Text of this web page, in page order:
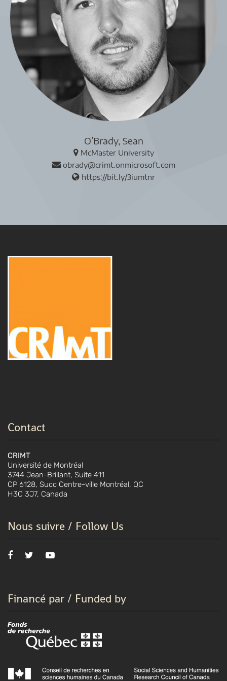
O’Brady, Sean
McMaster University
obrady@crimt.onmicrosoft.com
https://bit.ly/3iumtnr
Contact
CRIMT
Université de Montréal
3744 Jean-Brillant, Suite 411
CP 6128, Succ Centre-ville Montréal, QC
H3C 3J7, Canada
Nous suivre / Follow Us
Financé par / Funded by